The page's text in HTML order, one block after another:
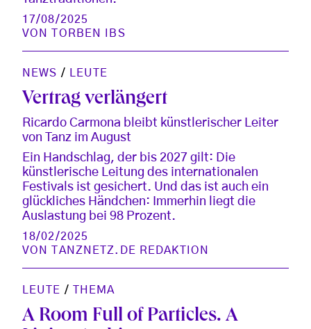
17/08/2025
VON
TORBEN IBS
NEWS / LEUTE
Vertrag verlängert
Ricardo Carmona bleibt künstlerischer Leiter
von Tanz im August
Ein Handschlag, der bis 2027 gilt: Die
künstlerische Leitung des internationalen
Festivals ist gesichert. Und das ist auch ein
glückliches Händchen: Immerhin liegt die
Auslastung bei 98 Prozent.
18/02/2025
VON
TANZNETZ.DE REDAKTION
LEUTE / THEMA
A Room Full of Particles. A